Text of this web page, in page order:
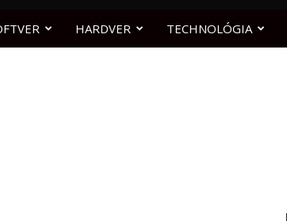
HARDVER TECHNOLÓGIA